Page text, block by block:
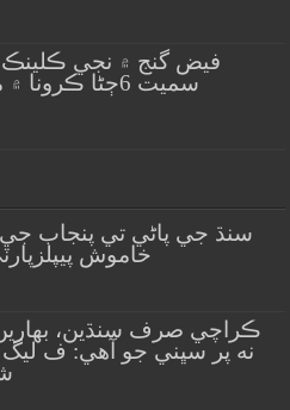
فيض گنج ۾ نجي
سميت 6ڄڻا
سنڌ جي پاڻي تي پنجاب
خاموش
ڪراچي صرف سنڌين،
نه پر سڀني جو آهي: ف ليگ